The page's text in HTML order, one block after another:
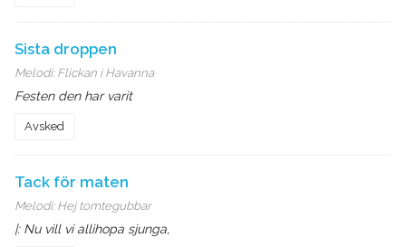
Sista droppen
Melodi: Flickan i Havanna
Festen den har varit
Avsked
Tack för maten
Melodi: Hej tomtegubbar
|: Nu vill vi allihopa sjunga,